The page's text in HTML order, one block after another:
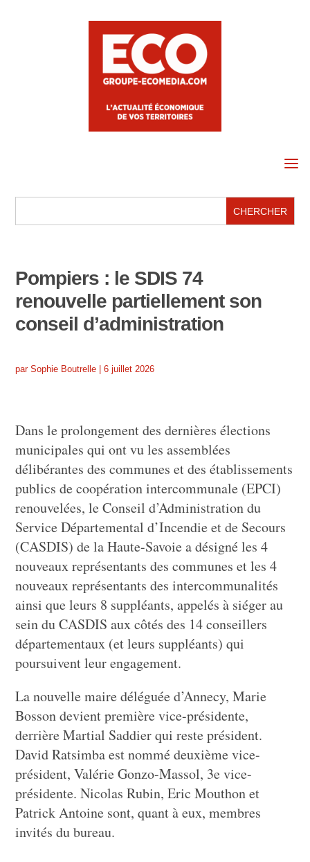
a
Pompiers : le SDIS 74
renouvelle partiellement son
conseil d’administration
parSophie Boutrelle |6 juillet 2026
Dans le prolongement des dernières élections
municipales qui ont vu les assemblées
délibérantes des communes et des établissements
publics de coopération intercommunale (EPCI)
renouvelées, le Conseil d’Administration du
Service Départemental d’Incendie et de Secours
(CASDIS) de la Haute-Savoie a désigné les 4
nouveaux représentants des communes et les 4
nouveaux représentants des intercommunalités
ainsi que leurs 8 suppléants, appelés à siéger au
sein du CASDIS aux côtés des 14 conseillers
départementaux (et leurs suppléants) qui
poursuivent leur engagement.
La nouvelle maire déléguée d’Annecy, Marie
Bosson devient première vice-présidente,
derrière Martial Saddier qui reste président.
David Ratsimba est nommé deuxième vice-
président, Valérie Gonzo-Massol, 3e vice-
présidente. Nicolas Rubin, Eric Mouthon et
Patrick Antoine sont, quant à eux, membres
invités du bureau.